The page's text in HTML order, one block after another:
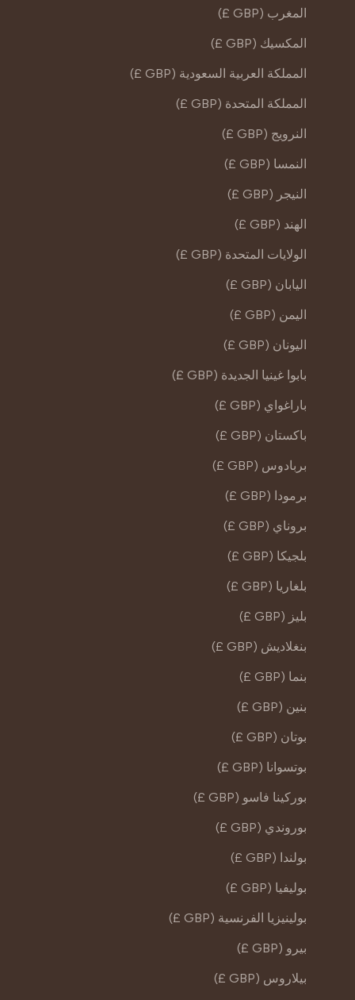
المغرب (GBP £)
المكسيك (GBP £)
المملكة العربية السعودية (GBP £)
المملكة المتحدة (GBP £)
النرويج (GBP £)
النمسا (GBP £)
النيجر (GBP £)
الهند (GBP £)
الولايات المتحدة (GBP £)
اليابان (GBP £)
اليمن (GBP £)
اليونان (GBP £)
بابوا غينيا الجديدة (GBP £)
باراغواي (GBP £)
باكستان (GBP £)
بربادوس (GBP £)
برمودا (GBP £)
بروناي (GBP £)
بلجيكا (GBP £)
بلغاريا (GBP £)
بليز (GBP £)
بنغلاديش (GBP £)
بنما (GBP £)
بنين (GBP £)
بوتان (GBP £)
بوتسوانا (GBP £)
بوركينا فاسو (GBP £)
بوروندي (GBP £)
بولندا (GBP £)
بوليفيا (GBP £)
بولينيزيا الفرنسية (GBP £)
بيرو (GBP £)
بيلاروس (GBP £)